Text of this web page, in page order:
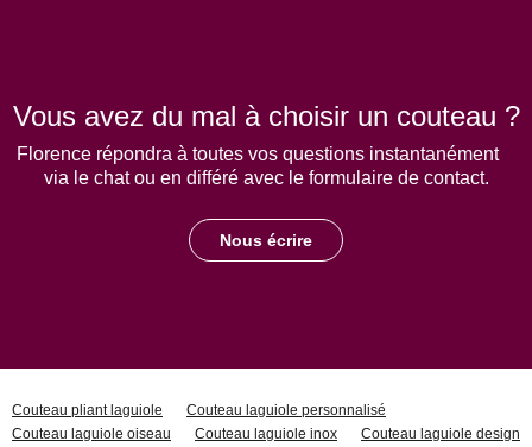
Vous avez du mal à choisir un couteau ?
Florence répondra à toutes vos questions instantanément
via le chat ou en différé avec le formulaire de contact.
Nous écrire
Couteau pliant laguiole
Couteau laguiole personnalisé
Couteau laguiole oiseau
Couteau laguiole inox
Couteau laguiole design